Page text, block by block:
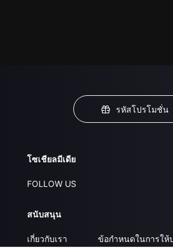
รหัสโปรโมชั่น
โซเชียลมีเดีย
FOLLOW US
สนับสนุน
เกี่ยวกับเรา
ข้อกำหนดในการให้